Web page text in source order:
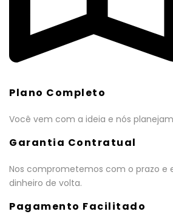
Plano Completo
Você vem com a ideia e nós
Garantia Contratual
Nos comprometemos com o prazo e
dinheiro de volta.
Pagamento Facilitado